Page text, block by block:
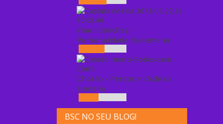
Yoani Sánchez -
Personalidade da semana
Chorão - Personalidade da
semana
BSC NO SEU BLOG!